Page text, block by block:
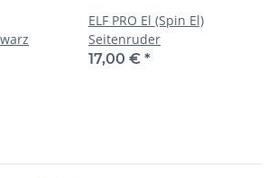
ELF PRO El (Spin El)
Seitenruder
17,00 € *